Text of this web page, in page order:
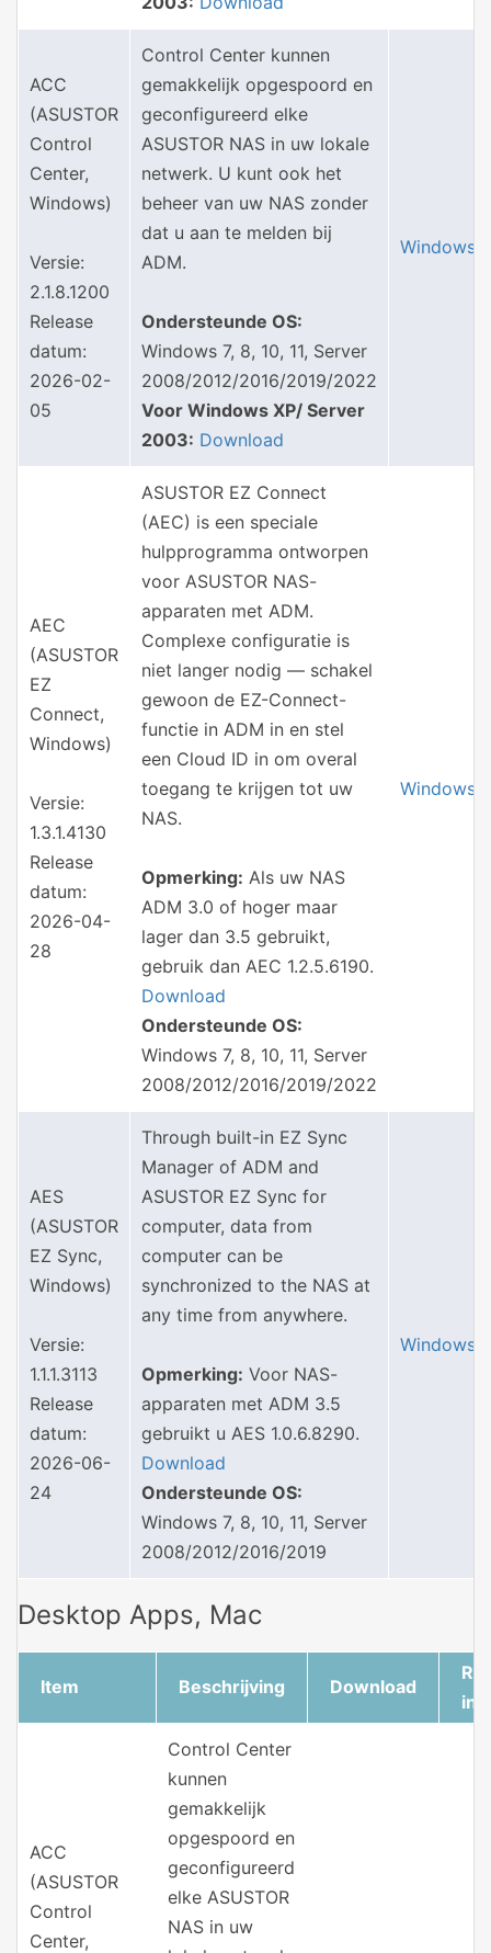
ACC
(ASUSTOR
Control
Center,
Windows)
Versie:
2.1.8.1200
Release
datum:
2026-02-
05
Control Center kunnen
gemakkelijk opgespoord en
geconfigureerd elke
ASUSTOR NAS in uw lokale
netwerk. U kunt ook het
beheer van uw NAS zonder
dat u aan te melden bij
ADM.
Ondersteunde OS:
Windows 7, 8, 10, 11, Server
2008/2012/2016/2019/2022
Voor Windows XP/ Server
2003: Download
Windows
AEC
(ASUSTOR
EZ
Connect,
Windows)
Versie:
1.3.1.4130
Release
datum:
2026-04-
28
ASUSTOR EZ Connect
(AEC) is een speciale
hulpprogramma ontworpen
voor ASUSTOR NAS-
apparaten met ADM.
Complexe configuratie is
niet langer nodig — schakel
gewoon de EZ-Connect-
functie in ADM in en stel
een Cloud ID in om overal
toegang te krijgen tot uw
NAS.
Opmerking: Als uw NAS
ADM 3.0 of hoger maar
lager dan 3.5 gebruikt,
gebruik dan AEC 1.2.5.6190.
Download
Ondersteunde OS:
Windows 7, 8, 10, 11, Server
2008/2012/2016/2019/2022
Windows
AES
(ASUSTOR
EZ Sync,
Windows)
Versie:
1.1.1.3113
Release
datum:
2026-06-
24
Through built-in EZ Sync
Manager of ADM and
ASUSTOR EZ Sync for
computer, data from
computer can be
synchronized to the NAS at
any time from anywhere.
Opmerking: Voor NAS-
apparaten met ADM 3.5
gebruikt u AES 1.0.6.8290.
Download
Ondersteunde OS:
Windows 7, 8, 10, 11, Server
2008/2012/2016/2019
Windows
Desktop Apps, Mac
Item Beschrijving Download
ACC
(ASUSTOR
Control
Center,
Control Center
kunnen
gemakkelijk
opgespoord en
geconfigureerd
elke ASUSTOR
NAS in uw